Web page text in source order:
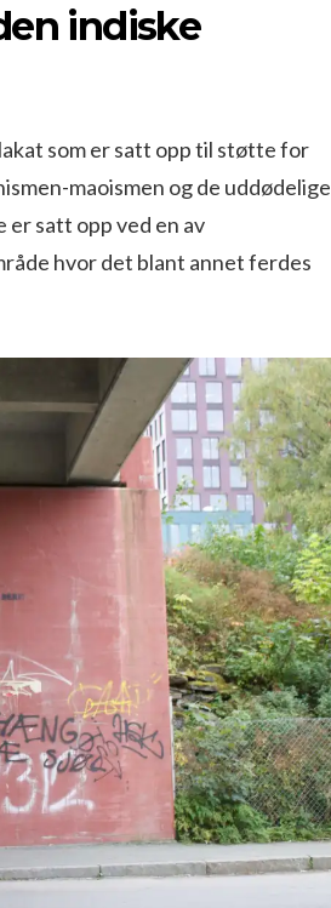
indiske
som er satt opp til støtte for
maoismen og de uddødelige
satt opp ved en av
hvor det blant annet ferdes